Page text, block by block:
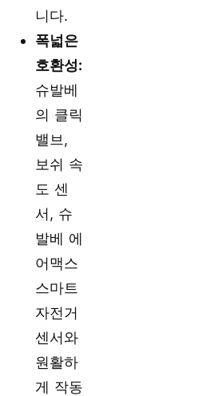
니다.
폭넓은
호환성:
슈발베
의 클릭
밸브,
보쉬 속
도 센
서, 슈
발베 에
어맥스
스마트
자전거
센서와
원활하
게 작동